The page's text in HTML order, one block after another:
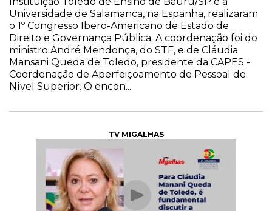
Universidade de Salamanca, na Espanha, realizaram
o 1º Congresso Ibero-Americano de Estado de
Direito e Governança Pública. A coordenação foi do
ministro André Mendonça, do STF, e de Cláudia
Mansani Queda de Toledo, presidente da CAPES -
Coordenação de Aperfeiçoamento de Pessoal de
Nível Superior. O encon...
TV MIGALHAS